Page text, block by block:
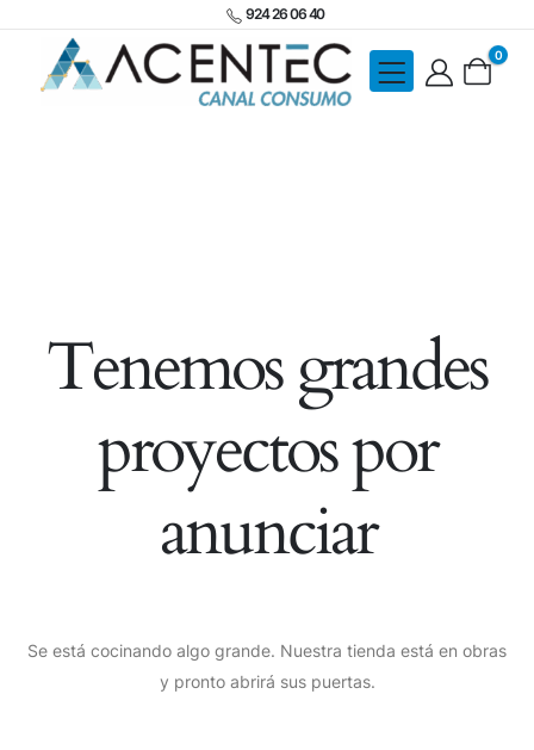
924 26 06 40
0
Tenemos grandes
proyectos por
anunciar
Se está cocinando algo grande. Nuestra tienda está en obras
y pronto abrirá sus puertas.